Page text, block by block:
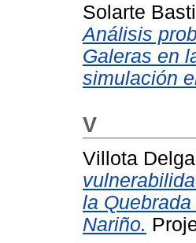
Solarte
Análisis
Galeras en
simulación
V
Villota
la
Nariño.